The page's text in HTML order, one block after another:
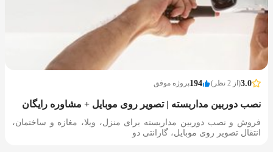
3.0(از 2 نظر) 194پروژه موفق
نصب دوربین مداربسته | تصویر روی موبایل + مشاوره رایگان
فروش و نصب دوربین مداربسته برای منزل، ویلا، مغازه و ساختمان،
انتقال تصویر روی موبایل، گارانتی دو